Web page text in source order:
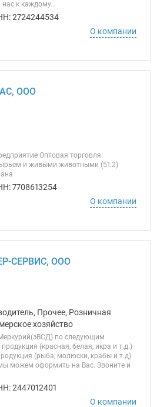
к каждому...
2724244534
О компании
ООО
Оптовая торговля
и живыми животными (51.2)
7708613254
О компании
СЕРВИС, ООО
Прочее, Розничная
хозяйство
по следующим
(красная, белая, икра и т.д.)
(рыба, молюски, крабы и т.д)
можем оформить на Вас. Звоните и
2447012401
О компании